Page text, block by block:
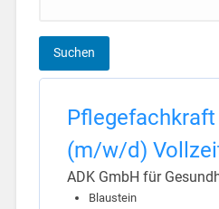
(m/w/d)
ADK GmbH für
Blaustein